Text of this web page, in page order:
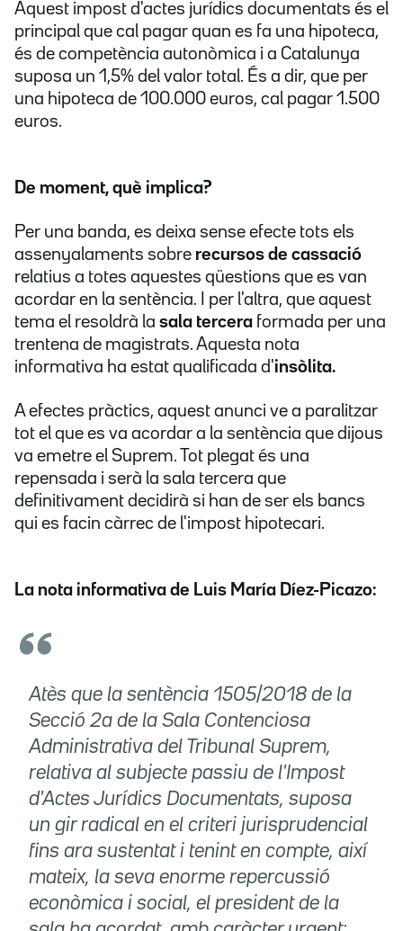
Aquest impost d'actes jurídics documentats és el
principal que cal pagar quan es fa una hipoteca,
és de competència autonòmica i a Catalunya
suposa un 1,5% del valor total. És a dir, que per
una hipoteca de 100.000 euros, cal pagar 1.500
euros.
De moment, què implica?
Per una banda, es deixa sense efecte tots els
assenyalaments sobre recursos de cassació
relatius a totes aquestes qüestions que es van
acordar en la sentència. I per l'altra, que aquest
tema el resoldrà la sala tercera formada per una
trentena de magistrats. Aquesta nota
informativa ha estat qualificada d'insòlita.
A efectes pràctics, aquest anunci ve a paralitzar
tot el que es va acordar a la sentència que dijous
va emetre el Suprem. Tot plegat és una
repensada i serà la sala tercera que
definitivament decidirà si han de ser els bancs
qui es facin càrrec de l'impost hipotecari.
La nota informativa de Luis María Díez-Picazo:
Atès que la sentència 1505/2018 de la
Secció 2a de la Sala Contenciosa
Administrativa del Tribunal Suprem,
relativa al subjecte passiu de l'Impost
d'Actes Jurídics Documentats, suposa
un gir radical en el criteri jurisprudencial
fins ara sustentat i tenint en compte, així
mateix, la seva enorme repercussió
econòmica i social, el president de la